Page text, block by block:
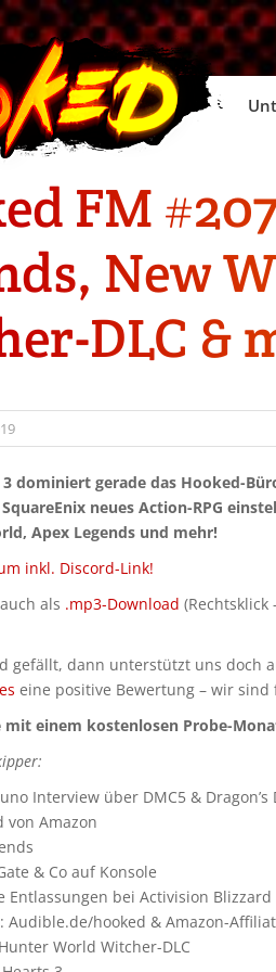
FM
New
DLC &
dominiert gerade das Hooked-
neues Action-RPG
Apex Legends und mehr!
inkl. Discord-Link!
als .mp3-Download
gefällt, dann unterstützt uns doch
eine positive Bewertung – wir
einem kostenlosen Probe-
Interview über DMC5 & Dragon’s
von Amazon
& Co auf Konsole
Entlassungen bei Activision Blizzard
Audible.de/hooked & Amazon-
World Witcher-DLC